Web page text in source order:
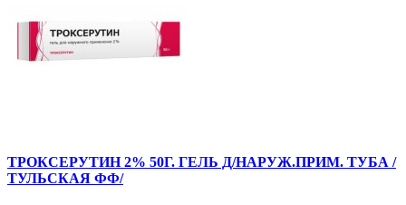
ТРОКСЕРУТИН 2% 50Г. ГЕЛЬ Д/НАРУЖ.ПРИМ. ТУБА /
ТУЛЬСКАЯ ФФ/